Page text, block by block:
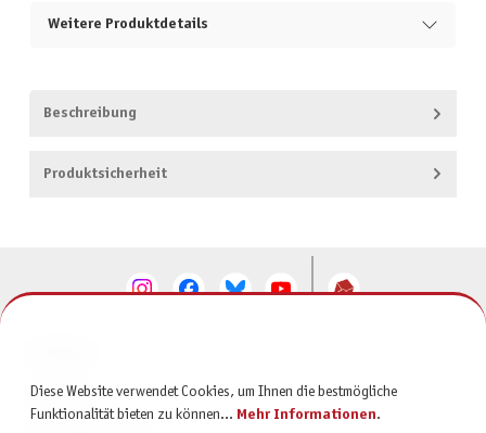
Weitere Produktdetails
Beschreibung
Produktsicherheit
SERVICE
Diese Website verwendet Cookies, um Ihnen die bestmögliche
Funktionalität bieten zu können... Mehr Informationen.